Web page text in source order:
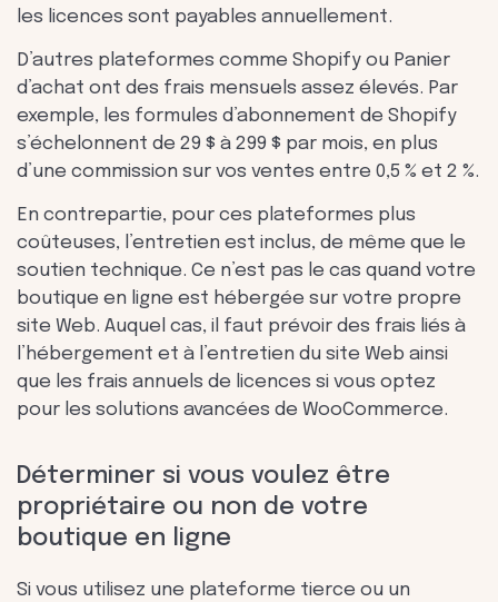
les licences sont payables annuellement.
D’autres plateformes comme Shopify ou Panier
d’achat ont des frais mensuels assez élevés. Par
exemple, les formules d’abonnement de Shopify
s’échelonnent de 29 $ à 299 $ par mois, en plus
d’une commission sur vos ventes entre 0,5 % et 2 %.
En contrepartie, pour ces plateformes plus
coûteuses, l’entretien est inclus, de même que le
soutien technique. Ce n’est pas le cas quand votre
boutique en ligne est hébergée sur votre propre
site Web. Auquel cas, il faut prévoir des frais liés à
l’hébergement et à l’entretien du site Web ainsi
que les frais annuels de licences si vous optez
pour les solutions avancées de WooCommerce.
Déterminer si vous voulez être
propriétaire ou non de votre
boutique en ligne
Si vous utilisez une plateforme tierce ou un